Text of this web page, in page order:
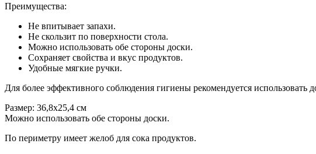
Преимущества:
Не впитывает запахи.
Не скользит по поверхности стола.
Можно использовать обе стороны доски.
Сохраняет свойства и вкус продуктов.
Удобные мягкие ручки.
Для более эффективного соблюдения гигиены рекомендуется использовать
Размер: 36,8х25,4 см
Можно использовать обе стороны доски.
По периметру имеет желоб для сока продуктов.